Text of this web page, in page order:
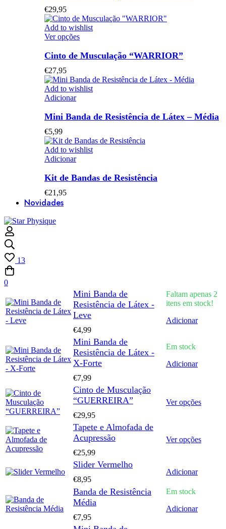
The
options
may
chosen
the
product
page
€29,95
Add to wishlist
Ver opçõesThis
has
The
options
chosen
product
page
Cinto de Musculação “WARRIOR”
€27,95
Add to wishlist
Adicionar
Mini Banda de Resistência de Látex – Média
€5,99
Add to wishlist
Adicionar
Kit de Bandas de Resistência
€21,95
Novidades
13
0
Mini Banda de
Resistência de Látex -
Leve
€4,99
Faltam apenas 2
itens em stock!
Adicionar
Mini Banda de
Resistência de Látex -
X-Forte
€7,99
Em stock
Adicionar
Cinto de Musculação
“GUERREIRA”
€29,95
Ver opçõesThis
Tapete e Almofada de
Acupressão
€25,99
Ver opçõesThis
Slider Vermelho
€8,95
Adicionar
Banda de Resistência
Média
€7,95
Em stock
Adicionar